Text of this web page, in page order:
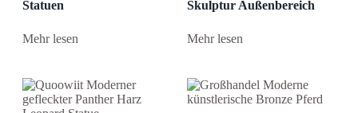
Statuen
Mehr lesen
Skulptur Außenbereich
Mehr lesen